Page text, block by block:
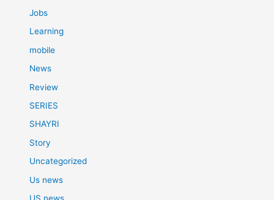
Jobs
Learning
mobile
News
Review
SERIES
SHAYRI
Story
Uncategorized
Us news